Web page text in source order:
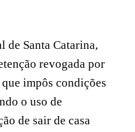
de Santa Catarina,
revogada por
impôs condições
o uso de
de sair de casa